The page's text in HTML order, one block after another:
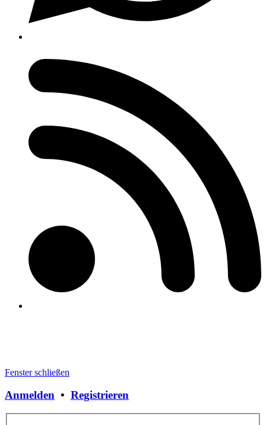
Fenster schließen
Anmelden • Registrieren